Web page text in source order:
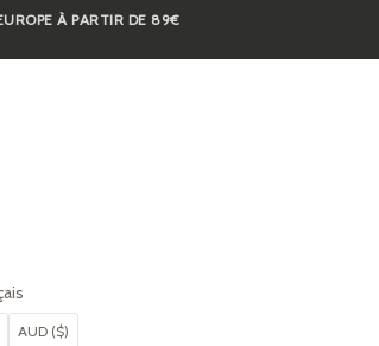
À PARTIR DE 89€
AUD ($)